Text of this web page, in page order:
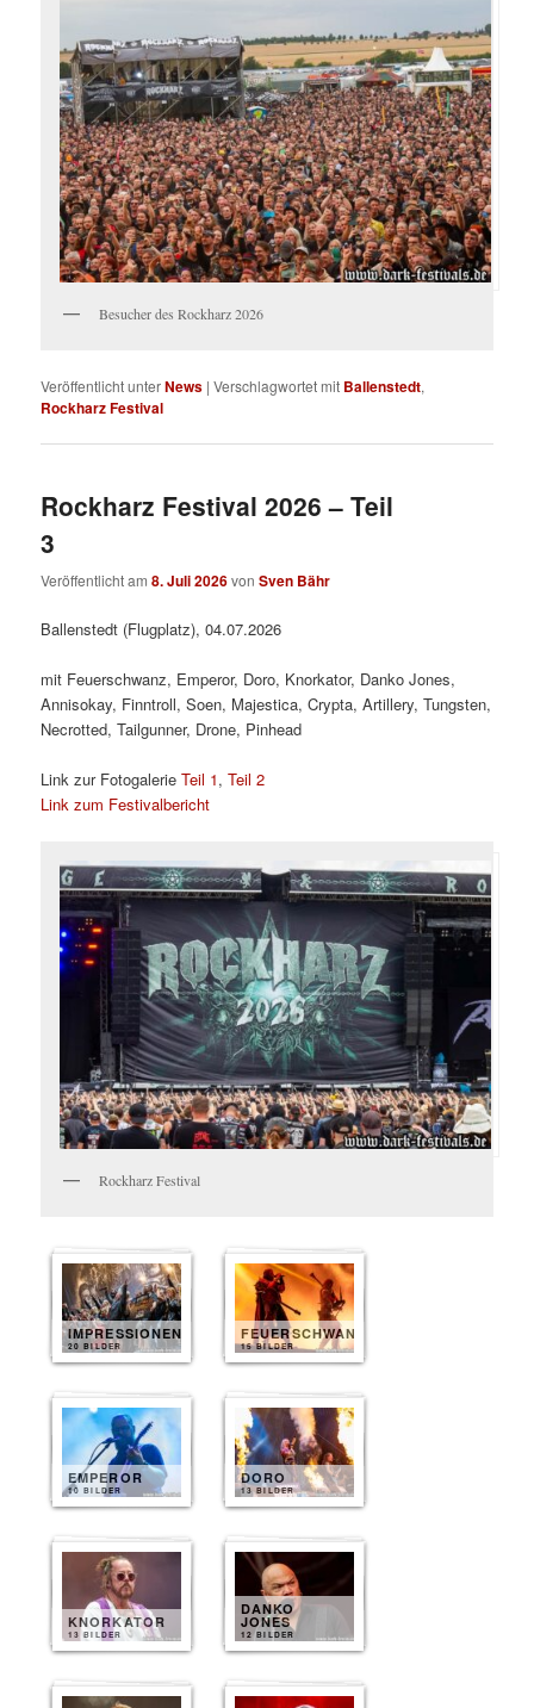
Besucher des Rockharz 2026
Veröffentlicht unterNews |Verschlagwortet mit Ballenstedt,
Rockharz Festival
Rockharz Festival 2026 – Teil
3
Veröffentlicht am8. Juli 2026vonSven Bähr
Ballenstedt (Flugplatz), 04.07.2026
mit Feuerschwanz, Emperor, Doro, Knorkator, Danko Jones,
Annisokay, Finntroll, Soen, Majestica, Crypta, Artillery, Tungsten,
Necrotted, Tailgunner, Drone, Pinhead
Link zur FotogalerieTeil 1,Teil 2
Link zum Festivalbericht
Rockharz Festival
IMPRESSIONEN
20 BILDER
FEUERSCHWANZ
15 BILDER
EMPEROR
10 BILDER
DORO
13 BILDER
KNORKATOR
13 BILDER
DANKO
JONES
12 BILDER